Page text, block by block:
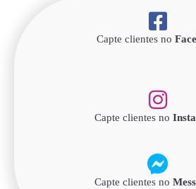
Capte clientes no
Capte clientes no
Capte clientes no